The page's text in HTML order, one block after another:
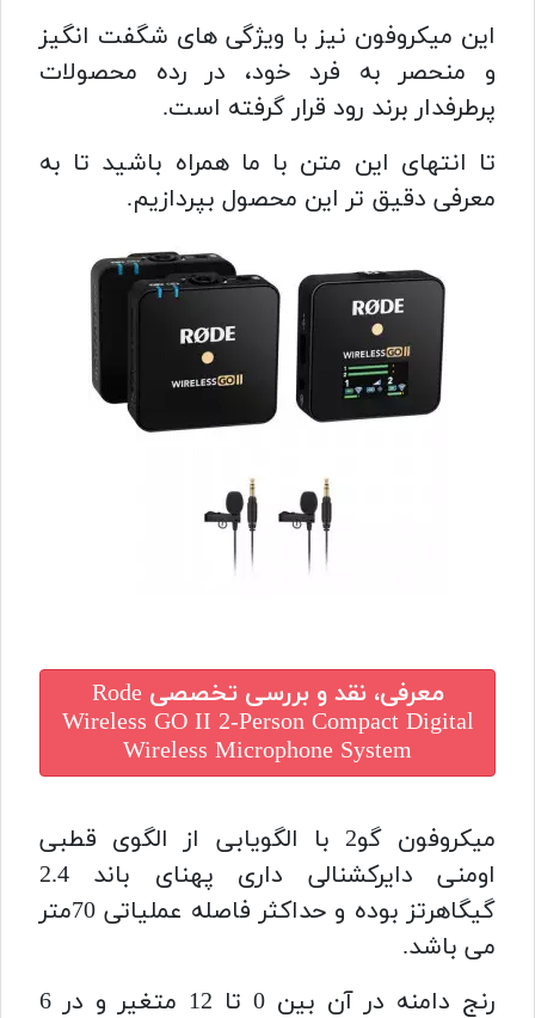
این میکروفون نیز با ویژگی های شگفت انگیز
و منحصر به فرد خود، در رده محصولات
پرطرفدار برند رود قرار گرفته است.
تا انتهای این متن با ما همراه باشید تا به
معرفی دقیق تر این محصول بپردازیم.
معرفی، نقد و بررسی تخصصیRode
Wireless GO II 2-Person Compact Digital
Wireless Microphone System
میکروفون گو2 با الگویابی از الگوی قطبی
اومنی دایرکشنالی داری پهنای باند 2.4
گیگاهرتز بوده و حداکثر فاصله عملیاتی 70متر
می باشد.
رنج دامنه در آن بین 0 تا 12 متغیر و در 6